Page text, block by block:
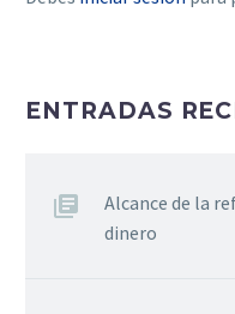
ENTRADAS
Alcance de la
dinero